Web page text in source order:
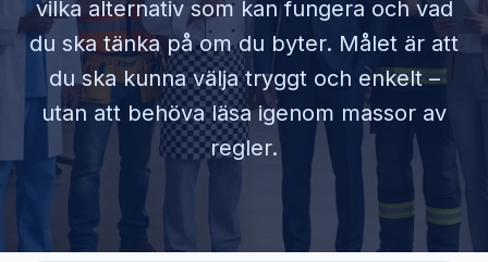
vilka alternativ som kan fungera och vad
du ska tänka på om du byter. Målet är att
du ska kunna välja tryggt och enkelt –
utan att behöva läsa igenom massor av
regler.